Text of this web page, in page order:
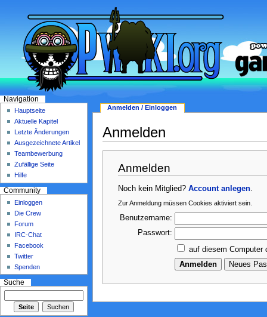
Anmelden
Anmelden
Noch kein Mitglied?Account anlegen
Zur Anmeldung müssen Cookies aktiviert sein.
Benutzername:
Passwort:
auf diesem Computer
Anmelden / Einloggen
Navigation
Hauptseite
Aktuelle Kapitel
Letzte Änderungen
Ausgezeichnete Artikel
Teambewerbung
Zufällige Seite
Hilfe
Community
Einloggen
Die Crew
Forum
IRC-Chat
Facebook
Twitter
Spenden
Suche